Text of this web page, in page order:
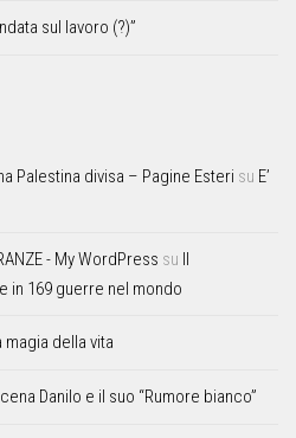
sul lavoro (?)”
Palestina divisa – Pagine Esteri su E’
- My WordPress su Il
in 169 guerre nel mondo
magia della vita
Danilo e il suo “Rumore bianco”